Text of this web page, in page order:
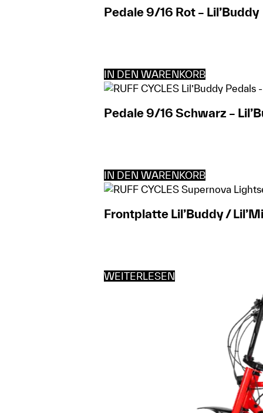
Pedale 9/16 Rot – Lil’Buddy
IN DEN WARENKORB
Pedale 9/16 Schwarz –
IN DEN WARENKORB
Frontplatte Lil’Buddy /
WEITERLESEN